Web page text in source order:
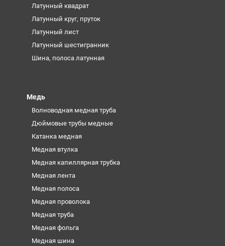
Латунный квадрат
Латунный круг, пруток
Латунный лист
Латунный шестигранник
Шина, полоса латунная
Медь
Волноводная медная труба
Дюймовые трубы медные
Катанка медная
Медная втулка
Медная капиллярная трубка
Медная лента
Медная полоса
Медная проволока
Медная труба
Медная фольга
Медная шина